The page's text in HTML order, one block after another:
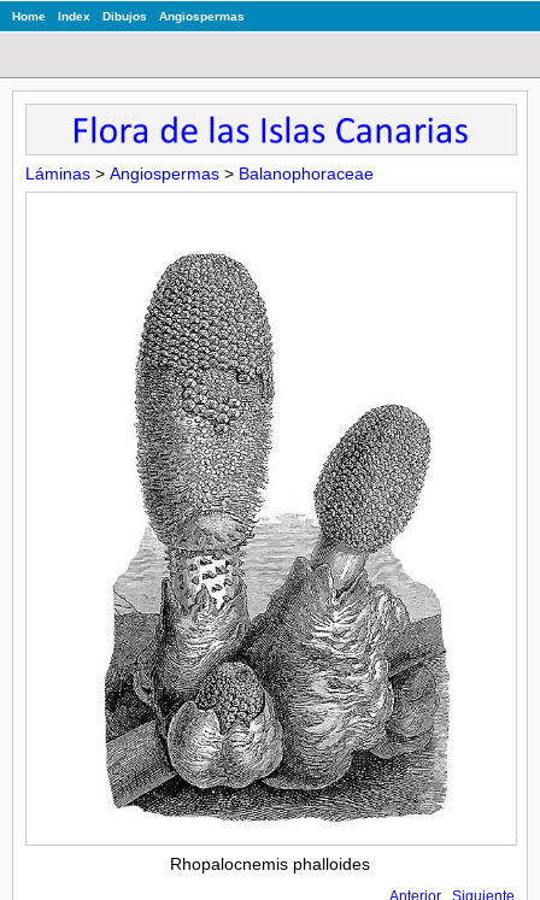
Home Index Dibujos Angiospermas
Láminas > Angiospermas > Balanophoraceae
Rhopalocnemis phalloides
Anterior Siguiente